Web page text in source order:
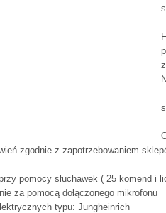
zgodnie z zapotrzebowaniem
pomocy słuchawek ( 25 komend i
za pomocą dołączonego mikrofonu
typu: Jungheinrich